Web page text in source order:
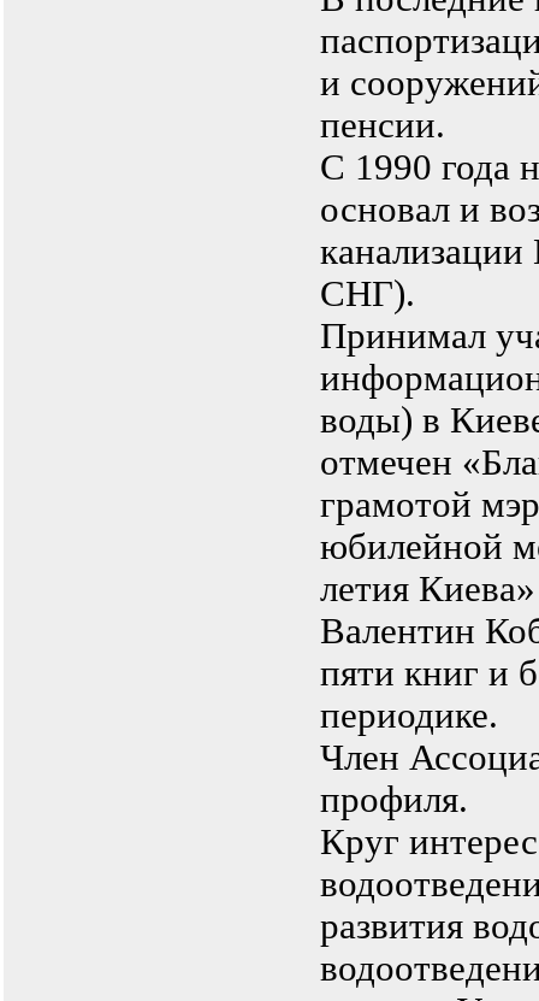
и
пенсии.
С 1990 года
основал и
СНГ).
Принимал
воды) в
отмечен
грамотой
юбилейной
летия
Валентин
пяти книг и
периодике.
Член
профиля.
Круг
развития